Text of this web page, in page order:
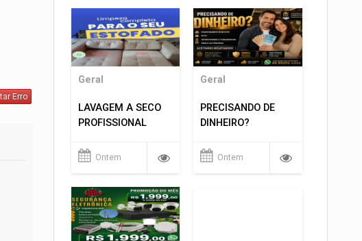
Erro
Geral
LAVAGEM A SECO
PROFISSIONAL
Ontem
Geral
PRECISANDO DE
DINHEIRO?
Ontem